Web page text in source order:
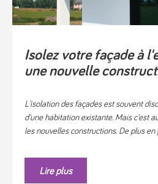
Isolez votre façade à
une nouvelle
L'isolation des façades est souvent
d'une habitation existante. Mais c'est
les nouvelles constructions. De plus
Lire plus